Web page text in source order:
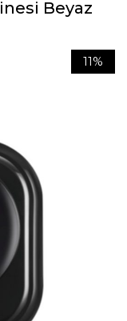
Beyaz
11%